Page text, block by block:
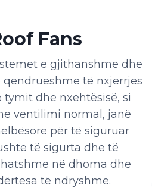
Fans
e gjithanshme dhe
qëndrueshme të nxjerrjes
tymit dhe nxehtësisë, si
ventilimi normal, janë
për të siguruar
të sigurta dhe të
në dhoma dhe
të ndryshme.